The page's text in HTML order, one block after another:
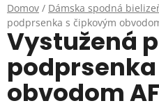
Domov / Dámska spodná
podprsenka s čipkovým
Vystužená
obvodom